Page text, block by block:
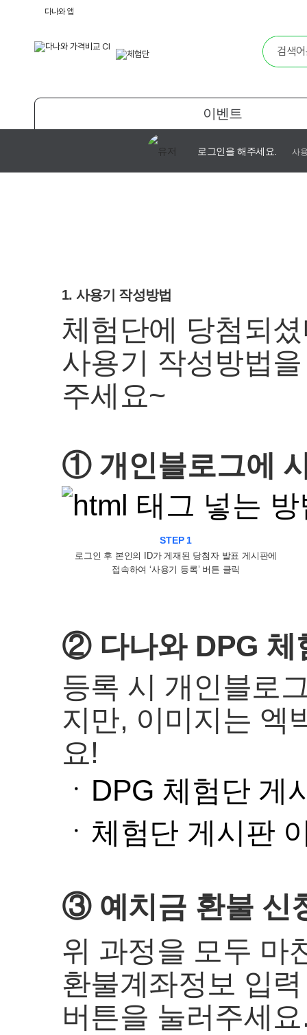
다나와 앱
이벤트
로그인을 해주세요. 사
1. 사용기 작성방법
체험단에 당첨되
사용기 작성방법
주세요~
① 개인블로그에
STEP 1
로그인 후 본인의 ID가 게재된 당첨자 발표 게시판에
접속하여 ‘사용기 등록’ 버튼 클릭
② 다나와 DPG 체
등록 시 개인블로
지만, 이미지는 엑
요!
ㆍDPG 체험단 게
ㆍ체험단 게시판
③ 예치금 환불 신
위 과정을 모두 마
환불계좌정보 입
버튼을 눌러주세